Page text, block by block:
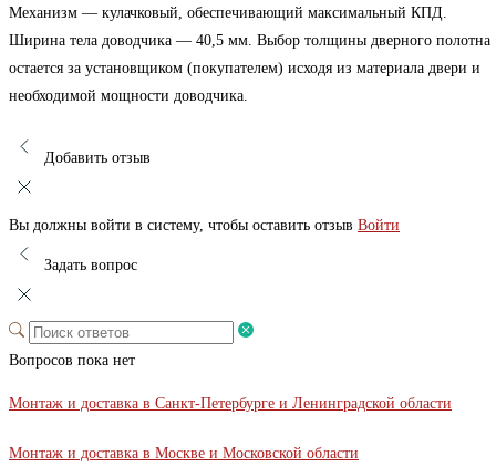
Механизм — кулачковый, обеспечивающий максимальный КПД.
Ширина тела доводчика — 40,5 мм. Выбор толщины дверного полотна
остается за установщиком (покупателем) исходя из материала двери и
необходимой мощности доводчика.
Добавить отзыв
Вы должны войти в систему, чтобы оставить отзыв Войти
Задать вопрос
Вопросов пока нет
Монтаж и доставка в Санкт-Петербурге и Ленинградской области
Монтаж и доставка в Москве и Московской области